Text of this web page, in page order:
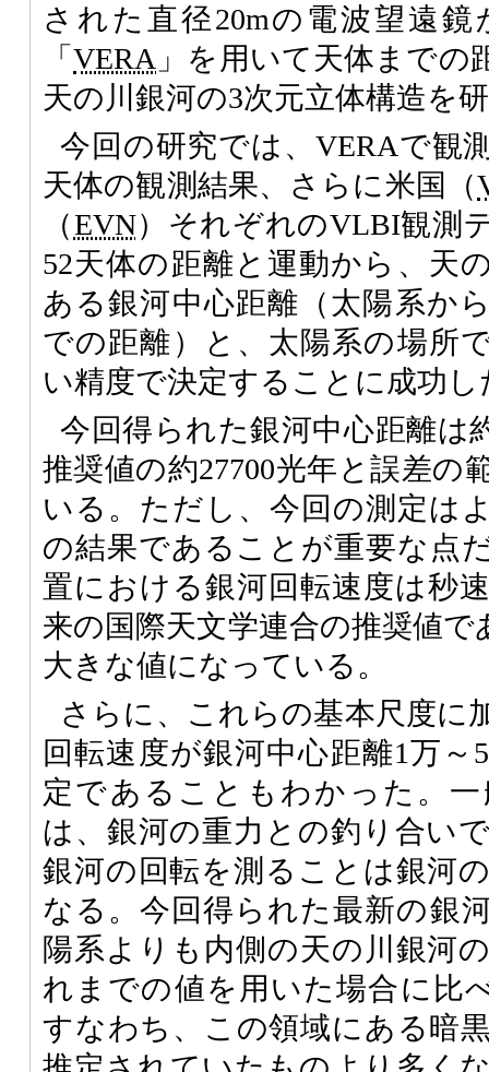
された直径20mの電波望遠
「VERA 」を用いて天体までの
天の川銀河の3次元立体構造を
今回の研究では、VERAで観
天体の観測結果、さらに米国（
（EVN）それぞれのVLBI観測
52天体の距離と運動から、天
ある銀河中心距離（太陽系か
での距離）と、太陽系の場所
い精度で決定することに成功し
今回得られた銀河中心距離は
推奨値の約27700光年と誤差の
いる。ただし、今回の測定は
の結果であることが重要な点
置における銀河回転速度は秒速
来の国際天文学連合の推奨値で
大きな値になっている。
さらに、これらの基本尺度に
回転速度が銀河中心距離1万
定であることもわかった。
は、銀河の重力との釣り合い
銀河の回転を測ることは銀河
なる。今回得られた最新の銀
陽系よりも内側の天の川銀河
れまでの値を用いた場合に比
すなわち、この領域にある暗